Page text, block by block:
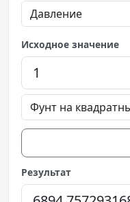
Исходное значение
Результат